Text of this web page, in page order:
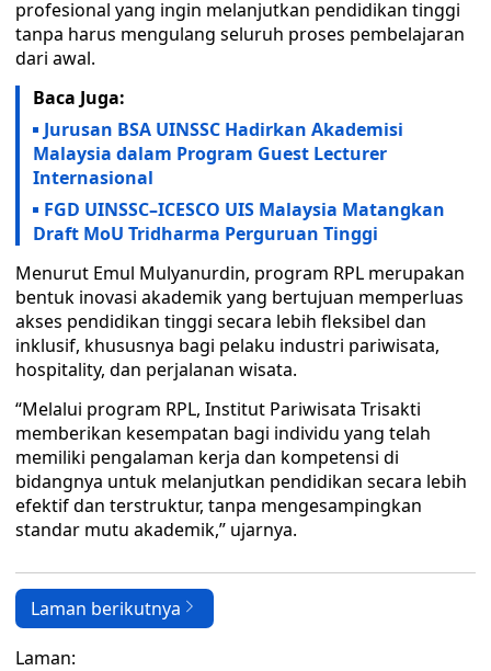
profesional yang ingin melanjutkan pendidikan tinggi
tanpa harus mengulang seluruh proses pembelajaran
dari awal.
Baca Juga:
Jurusan BSA UINSSC Hadirkan Akademisi
Malaysia dalam Program Guest Lecturer
Internasional
FGD UINSSC–ICESCO UIS Malaysia Matangkan
Draft MoU Tridharma Perguruan Tinggi
Menurut Emul Mulyanurdin, program RPL merupakan
bentuk inovasi akademik yang bertujuan memperluas
akses pendidikan tinggi secara lebih fleksibel dan
inklusif, khususnya bagi pelaku industri pariwisata,
hospitality, dan perjalanan wisata.
“Melalui program RPL, Institut Pariwisata Trisakti
memberikan kesempatan bagi individu yang telah
memiliki pengalaman kerja dan kompetensi di
bidangnya untuk melanjutkan pendidikan secara lebih
efektif dan terstruktur, tanpa mengesampingkan
standar mutu akademik,” ujarnya.
Laman berikutnya
Laman: